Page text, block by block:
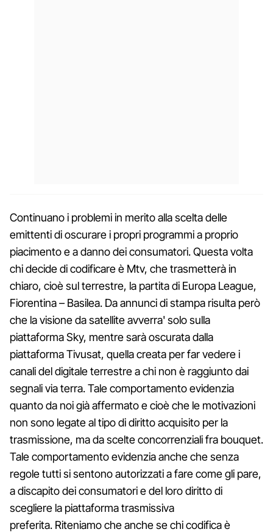
Continuano i problemi in merito alla scelta delle
emittenti di oscurare i propri programmi a proprio
piacimento e a danno dei consumatori. Questa volta
chi decide di codificare è Mtv, che trasmetterà in
chiaro, cioè sul terrestre, la partita di Europa League,
Fiorentina – Basilea. Da annunci di stampa risulta però
che la visione da satellite avverra' solo sulla
piattaforma Sky, mentre sarà oscurata dalla
piattaforma Tivusat, quella creata per far vedere i
canali del digitale terrestre a chi non è raggiunto dai
segnali via terra. Tale comportamento evidenzia
quanto da noi già affermato e cioè che le motivazioni
non sono legate al tipo di diritto acquisito per la
trasmissione, ma da scelte concorrenziali fra bouquet.
Tale comportamento evidenzia anche che senza
regole tutti si sentono autorizzati a fare come gli pare,
a discapito dei consumatori e del loro diritto di
scegliere la piattaforma trasmissiva
preferita. Riteniamo che anche se chi codifica è